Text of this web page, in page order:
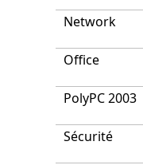
Network
Office
PolyPC 2003
Sécurité